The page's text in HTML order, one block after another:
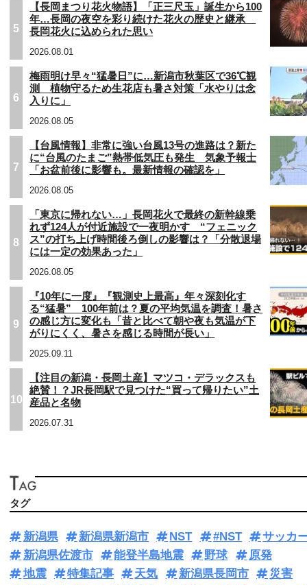
5
【長岡まつり花火物語】「正三尺玉」誕生から100
年…長岡の夜空を彩り続けた花火の歴史と継承
長岡花火に込められた思い
2026.08.01
6
梅雨明け早々“猛暑日”に…新潟市秋葉区で36℃観
測 植物守るため生花店も暑さ対策「水やりは念
入りに」
2026.08.05
7
【台風情報】非常に強い台風13号の進路は？新た
に“台風のたまご”熱帯低気圧も発生 気象予報士
「お盆前後に影響も。最新情報の確認を」
2026.08.05
8
「東京に帰れない…」長岡花火で最終の新幹線乗
れず124人が付近施設で一夜明かす “フェニック
ス”の打ち上げ時間後ろ倒しの影響は？「分散退場
には一定の効果あった」
2026.08.05
9
『10年に一度』『観測史上最高』年々深刻化す
る“猛暑” 100年前は？夏の平均気温を調査！暑さ
の感じ方に変化も「昔と比べて朝や夜も気温が下
がりにくく、暑さを感じる時間が長い」
2025.09.11
10
【注目の新潟・長岡土産】マツコ・デラックスも
絶賛！？JR長岡駅で見つけた“買って帰りたい”土
産品と名物
2026.07.31
タグ
新潟県 新潟県新潟市 NST #NST
サッカ
新潟県佐渡市
能登半島地震 野球
原発
地震
特集記事 天気 新潟県長岡市
災害